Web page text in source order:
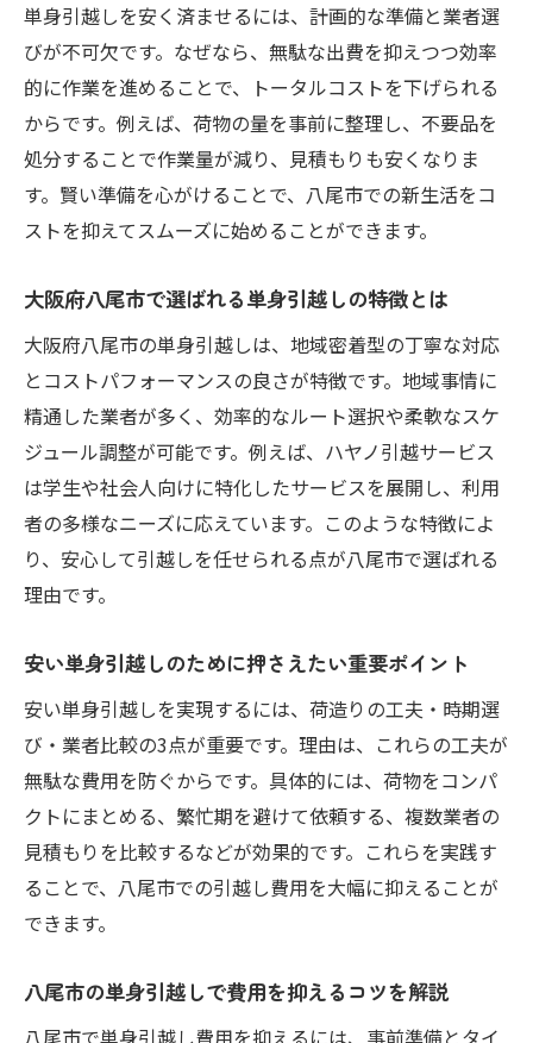
費用を抑えたい方におすすめの単身引越し準備
術
単身引越し費用を節約するための事前準備
法
安い単身引越しを実現する見積もり比較の
コツ
準備次第で変わる単身引越しの費用節約術
効果的な荷造りで単身引越し費用を下げる
学生・社会人向け単身引越し準備の基本
八尾市で費用を抑える単身引越しスケジュ
ール
単身引越しならではの荷物整理のコツを伝授
単身引越しで失敗しない荷物整理の手順
安い単身引越しを叶える荷物減らしのポイ
荷物を効率よくまとめる単身引越しの技
単身引越し前後の片付けで費用削減を目指
す
ハヤノ引越サービスおすすめの荷物整理法
学生や社会人が安心できる単身引越しの選び方
単身引越し業者選びで失敗しないポイント
徴
学生・社会人が重視すべき単身引越しの条
単身引越しを安く済ませるには、計画的な準備と業者選
びが不可欠です。なぜなら、無駄な出費を抑えつつ効率
的に作業を進めることで、トータルコストを下げられる
からです。例えば、荷物の量を事前に整理し、不要品を
処分することで作業量が減り、見積もりも安くなりま
す。賢い準備を心がけることで、八尾市での新生活をコ
ストを抑えてスムーズに始めることができます。
大阪府八尾市で選ばれる単身引越しの特徴とは
大阪府八尾市の単身引越しは、地域密着型の丁寧な対応
とコストパフォーマンスの良さが特徴です。地域事情に
精通した業者が多く、効率的なルート選択や柔軟なスケ
ジュール調整が可能です。例えば、ハヤノ引越サービス
は学生や社会人向けに特化したサービスを展開し、利用
者の多様なニーズに応えています。このような特徴によ
り、安心して引越しを任せられる点が八尾市で選ばれる
理由です。
安い単身引越しのために押さえたい重要ポイント
安い単身引越しを実現するには、荷造りの工夫・時期選
び・業者比較の3点が重要です。理由は、これらの工夫が
無駄な費用を防ぐからです。具体的には、荷物をコンパ
クトにまとめる、繁忙期を避けて依頼する、複数業者の
見積もりを比較するなどが効果的です。これらを実践す
ることで、八尾市での引越し費用を大幅に抑えることが
できます。
八尾市の単身引越しで費用を抑えるコツを解説
八尾市で単身引越し費用を抑えるには、事前準備とタイ